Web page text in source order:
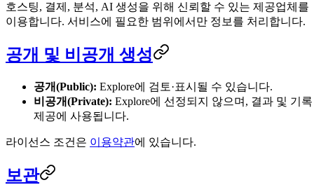
호스팅, 결제, 분석, AI 생성을 위해 신뢰할 수 있는 제공업체를
이용합니다. 서비스에 필요한 범위에서만 정보를 처리합니다.
공개 및 비공개 생성
공개(Public): Explore에 검토·표시될 수 있습니다.
비공개(Private): Explore에 선정되지 않으며, 결과 및 기록
제공에 사용됩니다.
라이선스 조건은 이용약관에 있습니다.
보관